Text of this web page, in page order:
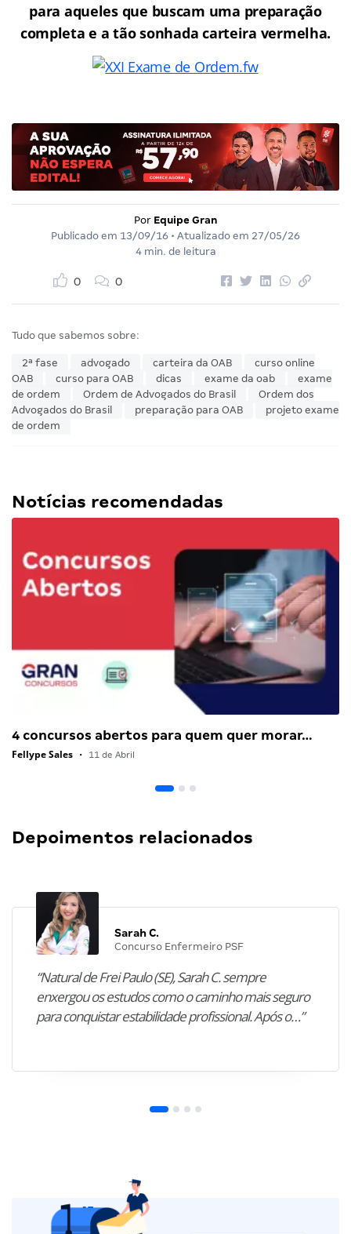
para aqueles que buscam uma preparação
completa e a tão sonhada carteira vermelha.
Por Equipe Gran
Publicado em 13/09/16 • Atualizado em 27/05/26
4 min. de leitura
0 0
Tudo que sabemos sobre:
2ª fase advogado carteira da OAB
curso online
OAB
curso para OAB dicas exame da oab
exame
de ordem
Ordem de Advogados do Brasil
Ordem dos
Advogados do Brasil
preparação para OAB
projeto exame
de ordem
Notícias recomendadas
4 concursos abertos para quem quer morar…
Fellype Sales • 11 de Abril
Depoimentos relacionados
Sarah C.
Concurso Enfermeiro PSF
“Natural de Frei Paulo (SE), Sarah C. sempre
enxergou os estudos como o caminho mais seguro
para conquistar estabilidade profissional. Após o…”